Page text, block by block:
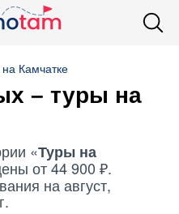
Камчатке
– туры на
«Туры на
от 44 900 ₽.
на август,